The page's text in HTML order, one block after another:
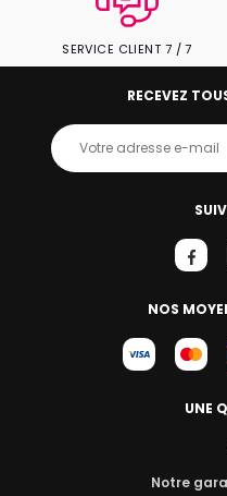
SERVICE CLIENT 7 / 7
NOS
RECEVEZ
UNE
Notre